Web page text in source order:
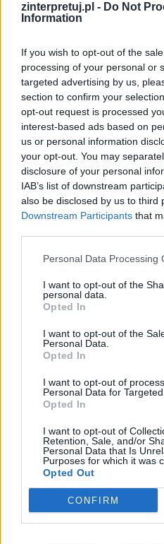
zinterpretuj.pl - Do Not
Information
If you wish to opt-out of the
processing of your personal or
targeted advertising by us,
section to confirm your
opt-out request is processed
interest-based ads based on
us or personal information
your opt-out. You may
disclosure of your personal
IAB’s list of downstream
also be disclosed by us to third
Downstream Participants that
Personal Data Processing
I want to opt-out of the
personal data.
Opted In
I want to opt-out of the
Personal Data.
Opted In
I want to opt-out of
Personal Data for Targeted
Opted In
I want to opt-out of
Retention, Sale, and/or
Personal Data that Is
Purposes for which it was
Opted Out
CONFIRM
budowlą zaprojektowaną
Ogromny obszar, który w
plątaniną ścieżek,
miał spełniać jeden cel –
niego wyjść temu, kto raz
labiryncie znalazł się
głowie byka, który siał
Minosa, na Krecie.
Kategorie
opracowania
Szukaj